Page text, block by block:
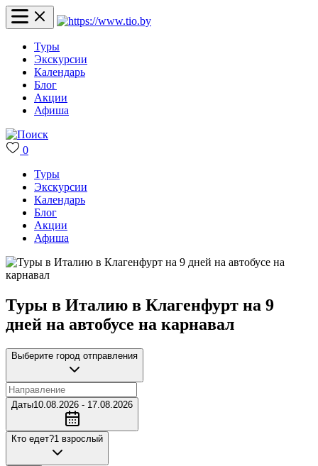
Туры
Экскурсии
Календарь
Блог
Акции
Афиша
0
Туры
Экскурсии
Календарь
Блог
Акции
Афиша
Туры в Италию в Клагенфурт на 9
дней на автобусе на карнавал
Выберите город отправления
Даты10.08.2026 - 17.08.2026
Кто едет?1 взрослый